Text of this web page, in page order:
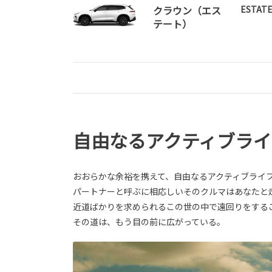
クラウン（エス
テート）
自由なるアクティブラ
おおらかな余裕を携えて、自由なるアクティブライ
パートナーと呼ぶに相応しいそのクルマはあなた
近道ばかりを求められるこの世の中で遠回りをす
その道は、もう目の前に広がっている。